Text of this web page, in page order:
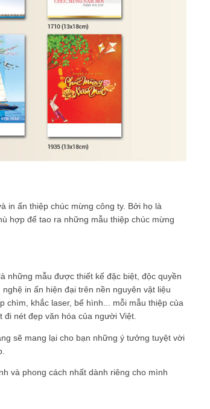
in ấn thiệp chúc mừng công ty. Bởi họ là
hợp để tao ra những mẫu thiệp chúc mừng
những mẫu được thiết kế đặc biệt, độc quyền
in ấn hiện đại trên nền nguyên vật liệu
chìm, khắc laser, bế hình... mỗi mẫu thiệp của
nét đẹp văn hóa của người Việt.
sẽ mang lại cho bạn những ý tưởng tuyệt vời
và phong cách nhất dành riêng cho mình